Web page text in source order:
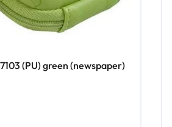
(PU) green (newspaper)